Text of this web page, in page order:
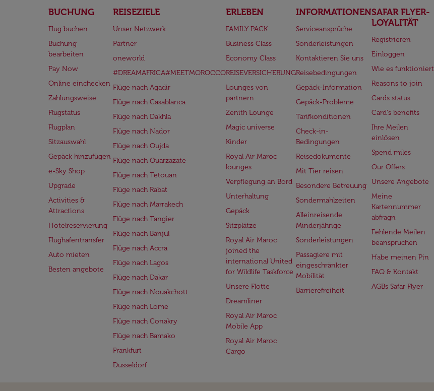
BUCHUNG
Flug buchen
Buchung
bearbeiten
Pay Now
Online einchecken
Zahlungsweise
Flugstatus
Flugplan
Sitzauswahl
Gepäck hinzufügen
e-Sky Shop
Upgrade
Activities &
Attractions
Hotelreservierung
Flughafentransfer
Auto mieten
Besten angebote
REISEZIELE
Unser Netzwerk
Partner
oneworld
#DREAMAFRICA#MEETMOROCCO
Flüge nach Agadir
Flüge nach Casablanca
Flüge nach Dakhla
Flüge nach Nador
Flüge nach Oujda
Flüge nach Ouarzazate
Flüge nach Tetouan
Flüge nach Rabat
Flüge nach Marrakech
Flüge nach Tangier
Flüge nach Banjul
Flüge nach Accra
Flüge nach Lagos
Flüge nach Dakar
Flüge nach Nouakchott
Flüge nach Lome
Flüge nach Conakry
Flüge nach Bamako
Frankfurt
Dusseldorf
ERLEBEN
FAMILY PACK
Business Class
Economy Class
REISEVERSICHERUNG
Lounges von
partnern
Zenith Lounge
Magic universe
Kinder
Royal Air Maroc
lounges
Verpflegung an Bord
Unterhaltung
Gepäck
Sitzplätze
Royal Air Maroc
joined the
international United
for Wildlife Taskforce
Unsere Flotte
Dreamliner
Royal Air Maroc
Mobile App
Royal Air Maroc
Cargo
INFORMATIONEN
Serviceansprüche
Sonderleistungen
Kontaktieren Sie uns
Reisebedingungen
Gepäck-Information
Gepäck-Probleme
Tarifkonditionen
Check-in-
Bedingungen
Reisedokumente
Mit Tier reisen
Besondere Betreuung
Sondermahlzeiten
Alleinreisende
Minderjährige
Sonderleistungen
Passagiere mit
eingeschränkter
Mobilität
Barrierefreiheit
SAFAR FLYER-
LOYALITÄT
Registrieren
Einloggen
Wie es funktioniert
Reasons to join
Cards status
Card's benefits
Ihre Meilen
einlösen
Spend miles
Our Offers
Unsere Angebote
Meine
Kartennummer
abfragn
Fehlende Meilen
beanspruchen
Habe meinen Pin
FAQ & Kontakt
AGBs Safar Flyer